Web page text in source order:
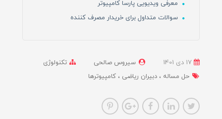
معرفی ویدیویی پارسا کامپیوتر
سوالات متداول برای خریدار مصرف کننده
سیروس صالحی
تکنولوژی
حل مساله
دبیران ریاضی کامپیوترها